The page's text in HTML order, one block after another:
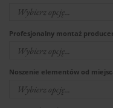
Profesjonalny montaż
Noszenie elementów od